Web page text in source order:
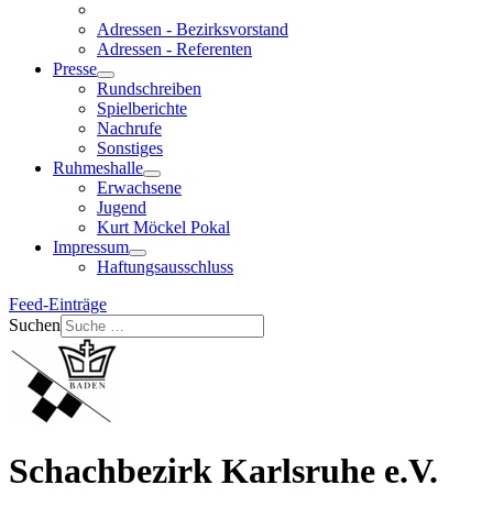
Adressen - Bezirksvorstand
Adressen - Referenten
Presse
Rundschreiben
Spielberichte
Nachrufe
Sonstiges
Ruhmeshalle
Erwachsene
Jugend
Kurt Möckel Pokal
Impressum
Haftungsausschluss
Feed-Einträge
Suchen
Schachbezirk Karlsruhe e.V.